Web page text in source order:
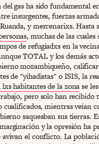
gas ha sido fundamental
insurgentes, fuerzas
y mercenarixs. Hasta
, muchas de las
de refugiadxs en la
TOTAL y los demás
mozambiqueño,
de "yihadistas" o ISIS, la
lxs habitantes de la zonase
pero solo han recibido
cualificados, mientras veían
saqueaban sus tierras.
y la opresión ha
avivan el conflicto. La